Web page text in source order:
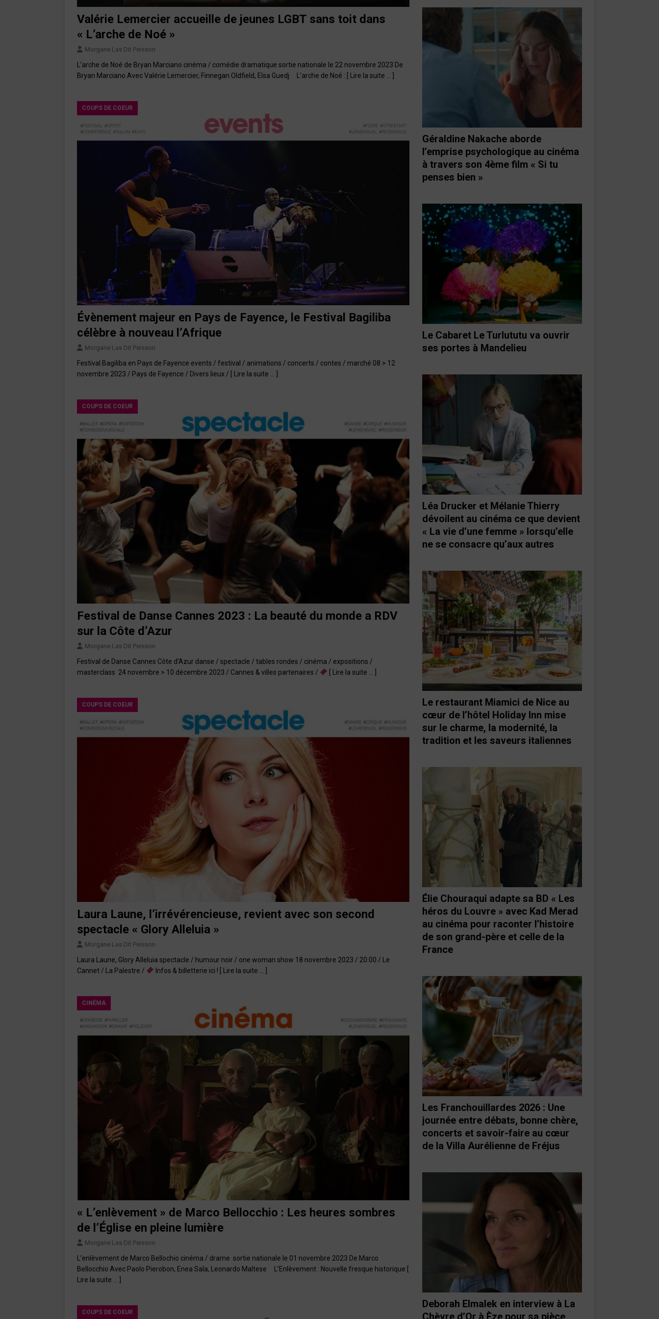
Valérie Lemercier accueille de jeunes LGBT sans toit dans
« L’arche de Noé »
Morgane Las Dit Peisson
L’arche de Noé de Bryan Marciano cinéma / comédie dramatique sortie nationale le 22 novembre 2023 De
Bryan Marciano Avec Valérie Lemercier, Finnegan Oldfield, Elsa Guedj L’arche de Noé :
[ Lire la suite … ]
COUPS DE COEUR
Évènement majeur en Pays de Fayence, le Festival Bagiliba
célèbre à nouveau l’Afrique
Morgane Las Dit Peisson
Festival Bagiliba en Pays de Fayence events / festival / animations / concerts / contes / marché 08 > 12
novembre 2023 / Pays de Fayence / Divers lieux /
[ Lire la suite … ]
COUPS DE COEUR
Festival de Danse Cannes 2023 : La beauté du monde a RDV
sur la Côte d’Azur
Morgane Las Dit Peisson
Festival de Danse Cannes Côte d’Azur danse / spectacle / tables rondes / cinéma / expositions /
masterclass 24 novembre > 10 décembre 2023 / Cannes & villes partenaires /
[ Lire la suite … ]
COUPS DE COEUR
Laura Laune, l’irrévérencieuse, revient avec son second
spectacle « Glory Alleluia »
Morgane Las Dit Peisson
Laura Laune, Glory Alleluia spectacle / humour noir / one woman show 18 novembre 2023 / 20:00 / Le
Cannet / La Palestre /
Infos & billetterie ici ! [ Lire la suite … ]
CINÉMA
« L’enlèvement » de Marco Bellocchio : Les heures sombres
de l’Église en pleine lumière
Morgane Las Dit Peisson
L’enlèvement de Marco Bellochio cinéma / drame sortie nationale le 01 novembre 2023 De Marco
Bellocchio Avec Paolo Pierobon, Enea Sala, Leonardo Maltese L’Enlèvement : Nouvelle fresque historique
Lire la suite … ]
COUPS DE COEUR
Géraldine Nakache aborde
l’emprise psychologique au cinéma
à travers son 4ème film « Si tu
penses bien »
Le Cabaret Le Turlututu va ouvrir
ses portes à Mandelieu
Léa Drucker et Mélanie Thierry
dévoilent au cinéma ce que devient
« La vie d’une femme » lorsqu’elle
ne se consacre qu’aux autres
Le restaurant Miamici de Nice au
cœur de l’hôtel Holiday Inn mise
sur le charme, la modernité, la
tradition et les saveurs italiennes
Élie Chouraqui adapte sa BD « Les
héros du Louvre » avec Kad Merad
au cinéma pour raconter l’histoire
de son grand-père et celle de la
France
Les Franchouillardes 2026 : Une
journée entre débats, bonne chère,
concerts et savoir-faire au cœur
de la Villa Aurélienne de Fréjus
Deborah Elmalek en interview à La